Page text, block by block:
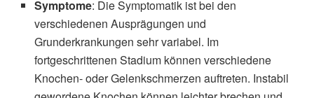
Symptome: Die Symptomatik ist bei den
verschiedenen Ausprägungen und
Grunderkrankungen sehr variabel. Im
fortgeschrittenen Stadium können verschiedene
Knochen- oder Gelenkschmerzen auftreten. Instabil